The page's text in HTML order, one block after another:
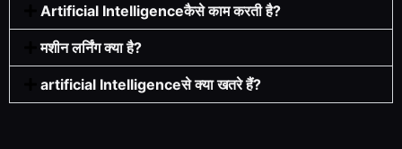
Artificial Intelligenceकैसे काम करती है?
मशीन लर्निंग क्या है?
artificial Intelligenceसे क्या खतरे हैं?